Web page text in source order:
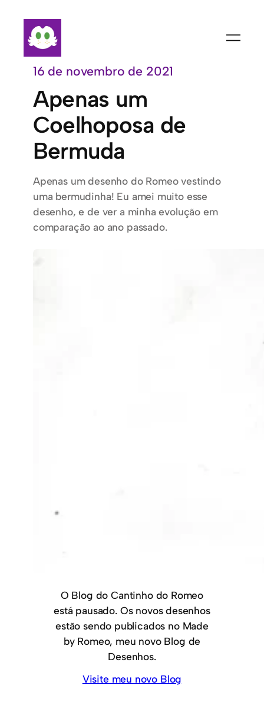
conteúdo
16 de novembro de 2021
Apenas um
Coelhoposa de
Bermuda
Apenas um desenho do Romeo vestindo
uma bermudinha! Eu amei muito esse
desenho, e de ver a minha evolução em
comparação ao ano passado.
O Blog do Cantinho do Romeo
está pausado. Os novos desenhos
estão sendo publicados no Made
by Romeo, meu novo Blog de
Desenhos.
Visite meu novo Blog